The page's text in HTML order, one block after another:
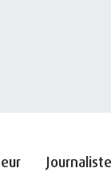
Journaliste